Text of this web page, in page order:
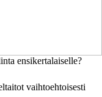
ensikertalaiselle?
vaihtoehtoisesti